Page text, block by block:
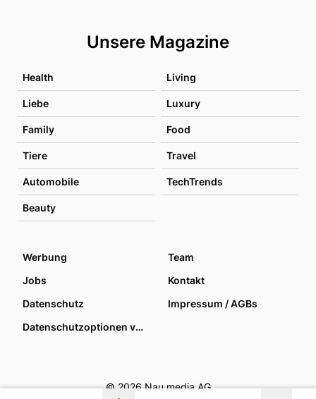
Unsere Magazine
Health Living
Liebe Luxury
Family Food
Tiere Travel
Automobile TechTrends
Beauty
Werbung
Team
Jobs
Kontakt
Datenschutz
Impressum / AGBs
Datenschutzoptionen verwalten
© 2026 Nau media AG